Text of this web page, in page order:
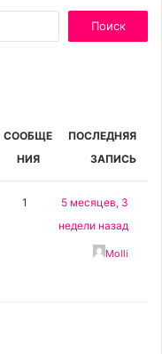
СООБЩЕ
НИЯ
ПОСЛЕДНЯЯ
ЗАПИСЬ
1
5 месяцев, 3
недели назад
Molli